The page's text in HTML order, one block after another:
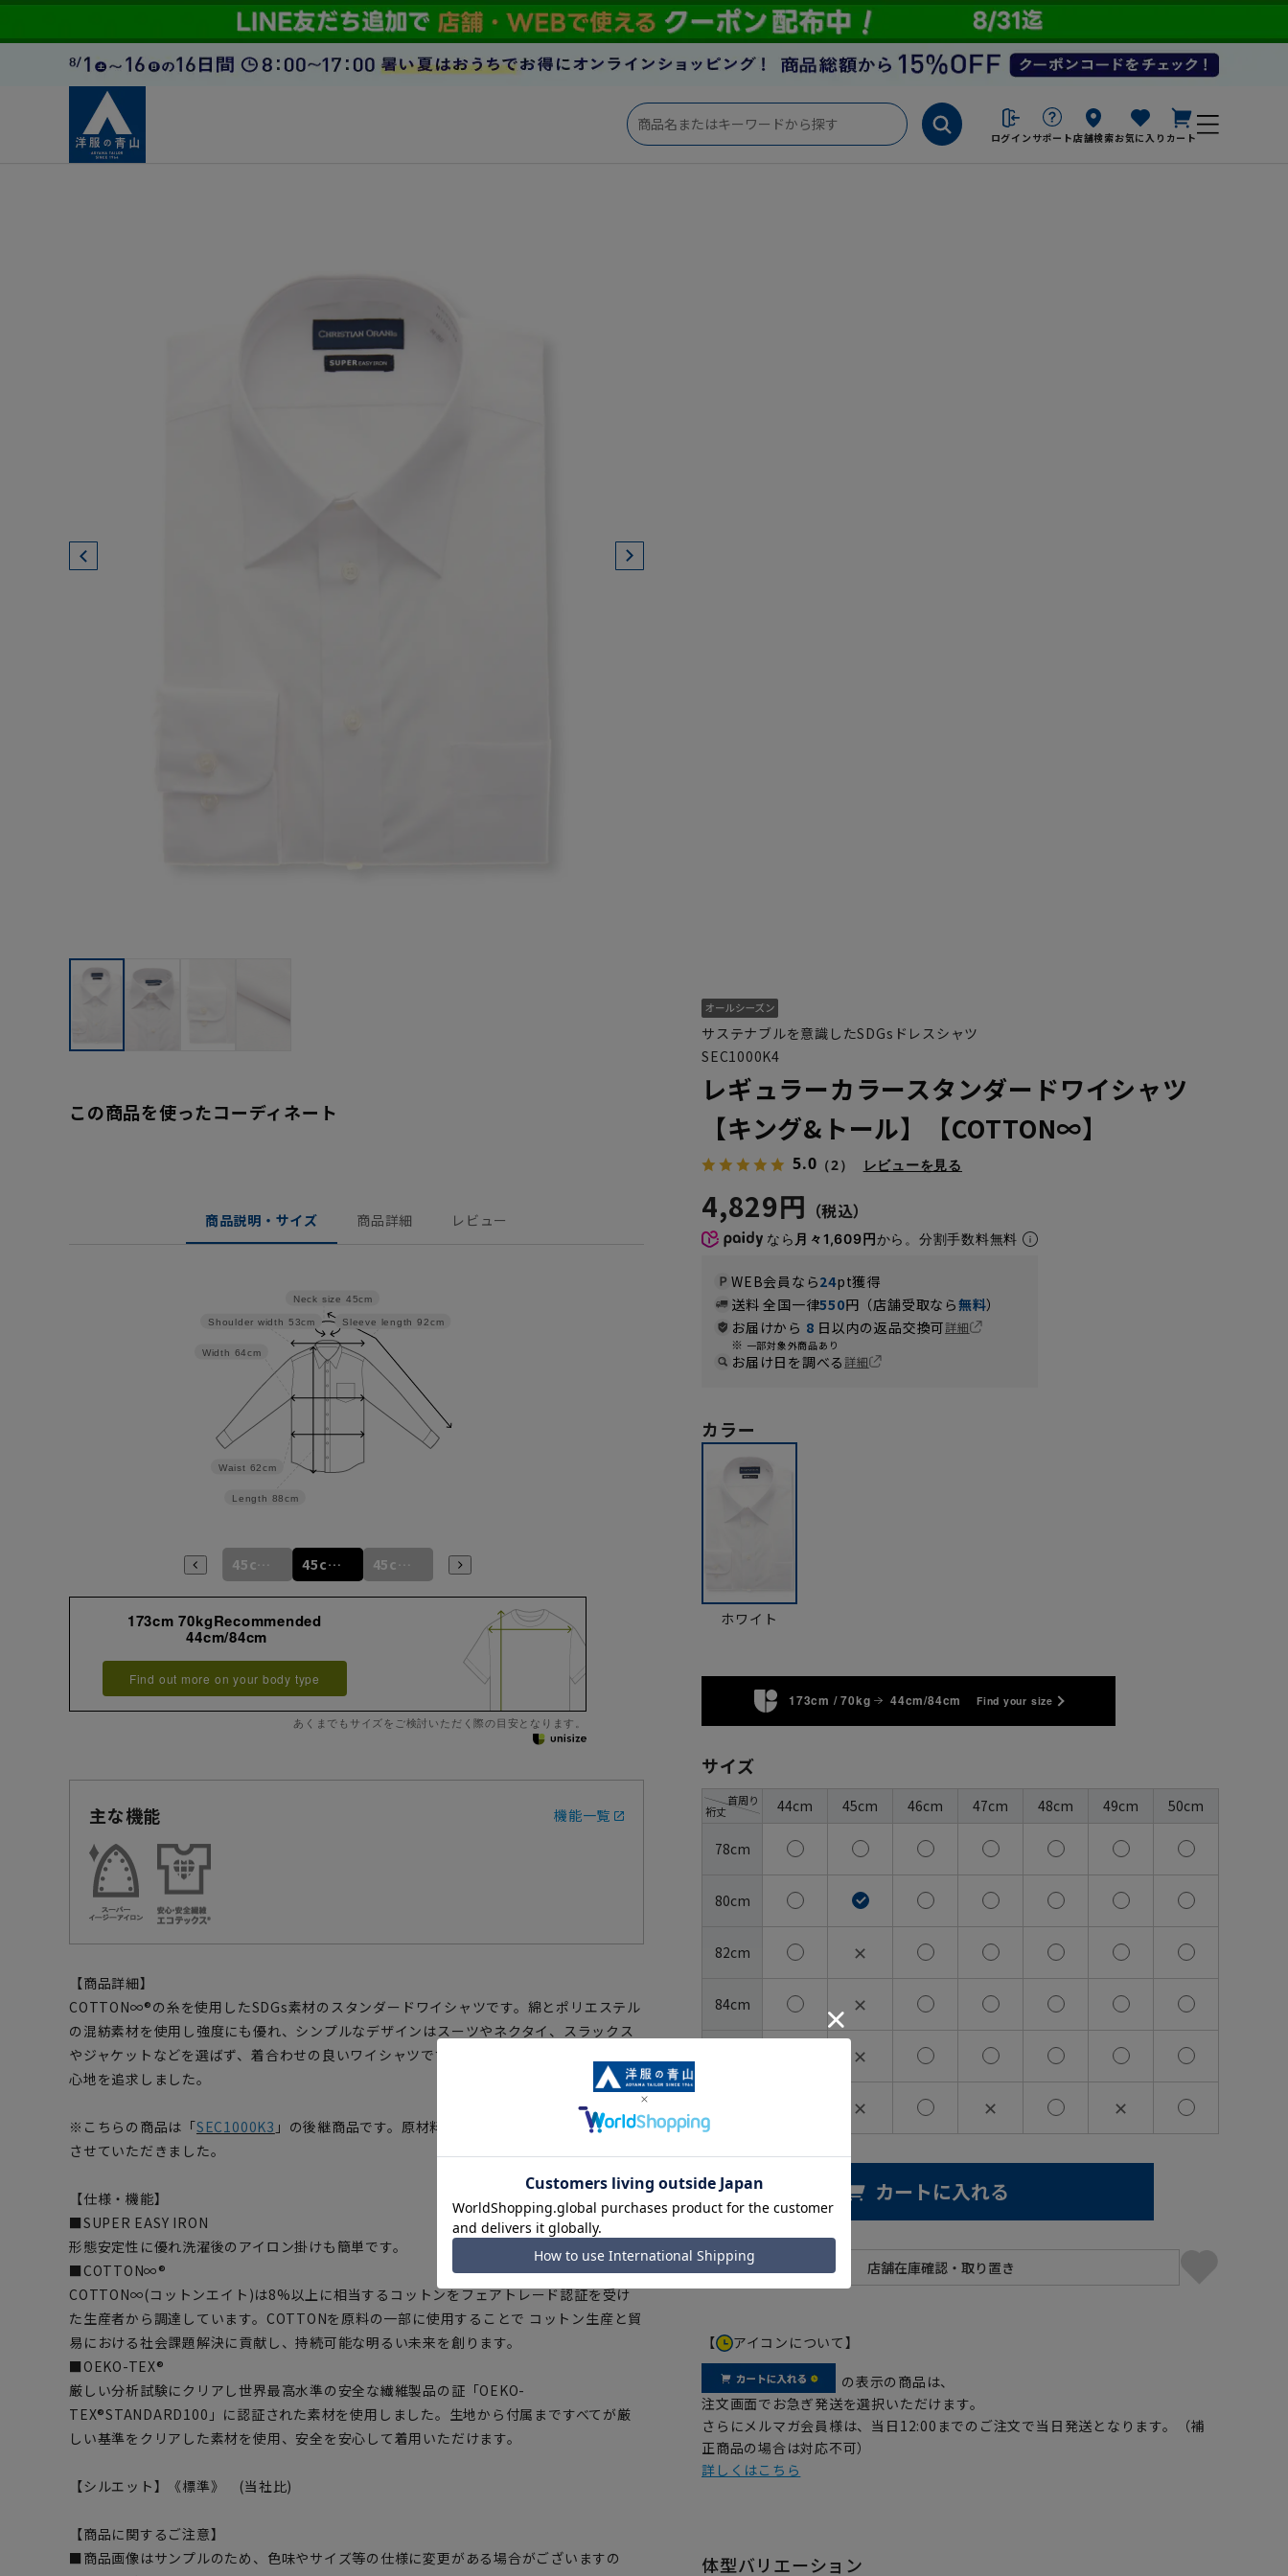
ログイン サポート店舗検索お気に入り カート
この商品を使ったコーディネート
商品説明・サイズ 商品詳細 レビュー
Sleeve length 92cm
Neck size 45cm
Length 88cm
Waist 62cm
Width 64cm
Shoulder width 53cm
45cm/86cm 45cm/90cm 45cm/92cm 45cm/94cm
173cm 70kgRecommended
44cm/84cm
Find out more on your body type
あくまでもサイズをご検討いただく際の目安となります。
主な機能 機能一覧
【商品詳細】
COTTON∞®の糸を使用したSDGs素材のスタンダードワイシャツです。綿とポリエステル
の混紡素材を使用し強度にも優れ、シンプルなデザインはスーツやネクタイ、スラックス
やジャケットなどを選ばず、着合わせの良いワイシャツです。『形態安定性』と快適な着
心地を追求しました。
※こちらの商品は「SEC1000K3 」の後継商品です。原材料の高騰に伴い、価格改定を実施
させていただきました。
【仕様・機能】
■SUPER EASY IRON
形態安定性に優れ洗濯後のアイロン掛けも簡単です。
■COTTON∞®
COTTON∞(コットンエイト)は8%以上に相当するコットンをフェアトレード認証を受け
た生産者から調達しています。COTTONを原料の一部に使用することで コットン生産と貿
易における社会課題解決に貢献し、持続可能な明るい未来を創ります。
■OEKO-TEX®
厳しい分析試験にクリアし世界最高水準の安全な繊維製品の証「OEKO-
TEX®STANDARD100」に認証された素材を使用しました。生地から付属まですべてが厳
しい基準をクリアした素材を使用、安全を安心して着用いただけます。
【シルエット】《標準》 (当社比)
【商品に関するご注意】
■商品画像はサンプルのため、色味やサイズ等の仕様に変更がある場合がございますの
サステナブルを意識したSDGsドレスシャツ
SEC1000K4
レギュラーカラースタンダードワイシャツ
【キング&トール】【COTTON∞】
5.0 （2） レビューを見る
4,829円
なら 月々1,609円から。分割手数料無料
WEB会員なら24pt獲得
送料 全国一律550円（店舗受取なら無料）
お届けから 8 日以内の返品交換可詳細
一部対象外商品あり
お届け日を調べる詳細
カラー
ホワイト
173cm / 70kg 44cm/84cm Find your size
サイズ
裄丈
首周り 44cm 45cm 46cm 47cm 48cm 49cm 50cm
78cm
80cm
82cm ✕
84cm ✕
✕
✕ ✕ ✕
カートに入れる
【 アイコンについて】
の表示の商品は、
注文画面でお急ぎ発送を選択いただけます。
さらにメルマガ会員様は、当日12:00までのご注文で当日発送となります。（補
正商品の場合は対応不可）
詳しくはこちら
体型バリエーション